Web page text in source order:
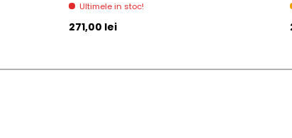
Ultimele in stoc!
Pret initial
271,00 lei